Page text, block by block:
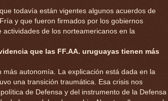
todavía están vigentes algunos acuerdos de
y que fueron firmados por los gobiernos
de los norteamericanos en la
que las FF.AA. uruguayas tienen más
más autonomía. La explicación está dada en la
una transición traumática. Esa crisis nos
de Defensa y del instrumento de la Defensa